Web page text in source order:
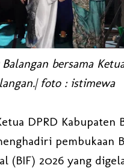
bersama
foto : istimewa
DPRD Kabupaten
pembukaan
(BIF) 2026 yang